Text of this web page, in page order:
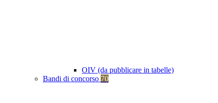
OIV (da pubblicare in tabelle)
Bandi di concorso 70